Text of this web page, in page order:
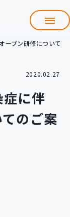
ープン研修についての
2020.02.27
に伴
のご案